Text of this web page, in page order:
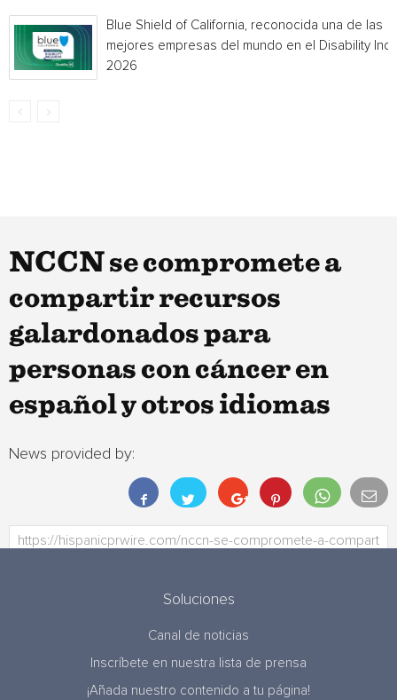
Blue Shield of California, reconocida una de las
mejores empresas del mundo en el Disability
2026
NCCN se compromete a
compartir recursos
galardonados para
personas con cáncer en
español y otros idiomas
News provided by:
Soluciones
Canal de noticias
Inscríbete en nuestra lista de prensa
¡Añada nuestro contenido a tu página!